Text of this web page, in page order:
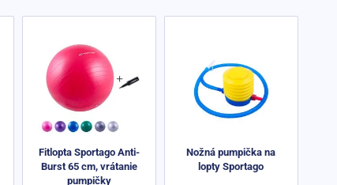
Fitlopta Sportago Anti-
Burst 65 cm, vrátanie
pumpičky
Nožná pumpička na
lopty Sportago